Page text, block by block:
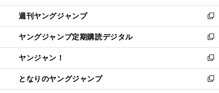
開
く
ウ
で
開
く
ン
ド
ウ
で
開
く
ウ
ィ
ン
ド
ウ
で
開
く
週刊ヤングジャンプ
新
し
い
ウ
ィ
ン
ド
ウ
ヤングジャンプ定期購読デジタル
新
し
い
ウ
ィ
ン
ヤンジャン！
新
し
い
ウ
となりのヤングジャンプ
新
し